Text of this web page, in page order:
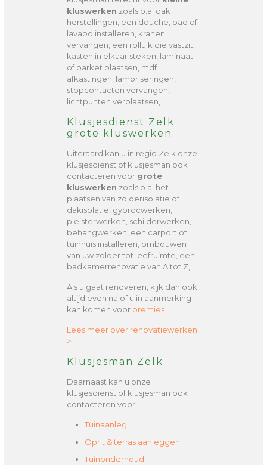
kluswerken zoals o.a. dak
herstellingen, een douche, bad of
lavabo installeren, kranen
vervangen, een rolluik die vastzit,
kasten in elkaar steken, laminaat
of parket plaatsen, mdf
afkastingen, lambriseringen,
stopcontacten vervangen,
lichtpunten verplaatsen, …
Klusjesdienst Zelk
grote kluswerken
Uiteraard kan u in regio Zelk onze
klusjesdienst of klusjesman ook
contacteren voor grote
kluswerken zoals o.a. het
plaatsen van zolderisolatie of
dakisolatie, gyprocwerken,
pleisterwerken, schilderwerken,
behangwerken, een carport of
tuinhuis installeren, ombouwen
van uw zolder tot leefruimte, een
badkamerrenovatie van A tot Z, …
Als u gaat renoveren, kijk dan ook
altijd even na of u in aanmerking
kan komen voor premies.
Lees meer over renovatiewerken
>
Klusjesman Zelk
Daarnaast kan u onze
klusjesdienst of klusjesman ook
contacteren voor:
Tuinaanleg
Oprit & terras aanleggen
Tuinonderhoud